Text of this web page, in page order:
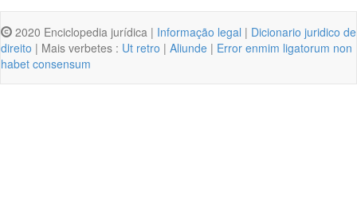
2020 Enciclopedia jurídica | Informação legal | Dicionario juridico de
direito | Mais verbetes : Ut retro | Aliunde | Error enmim ligatorum non
habet consensum